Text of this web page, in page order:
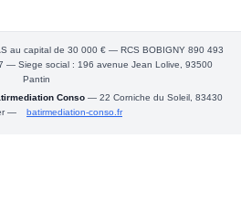
au capital de 30 000 € — RCS BOBIGNY 890 493
— Siege social : 196 avenue Jean Lolive, 93500
Pantin
Conso— 22 Corniche du Soleil, 83430
—
batirmediation-conso.fr